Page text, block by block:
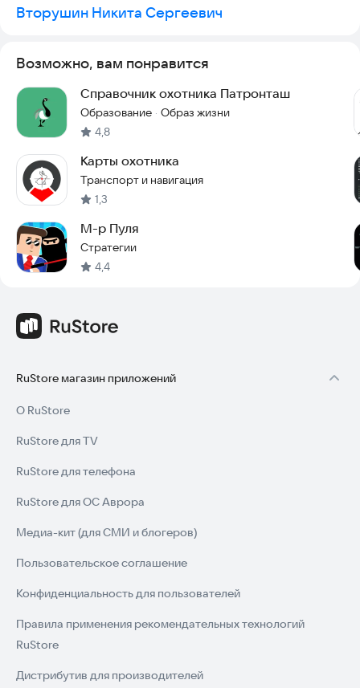
Вторушин Никита Сергеевич
Возможно, вам понравится
Справочник охотника Патронташ
Образование · Образ жизни
4,8
Карты охотника
Транспорт и навигация
1,3
М-р Пуля
Стратегии
4,4
RuStore магазин приложений
О RuStore
RuStore для TV
RuStore для телефона
RuStore для ОС Аврора
Медиа-кит (для СМИ и блогеров)
Пользовательское соглашение
Конфиденциальность для пользователей
Правила применения рекомендательных технологий
RuStore
Дистрибутив для производителей